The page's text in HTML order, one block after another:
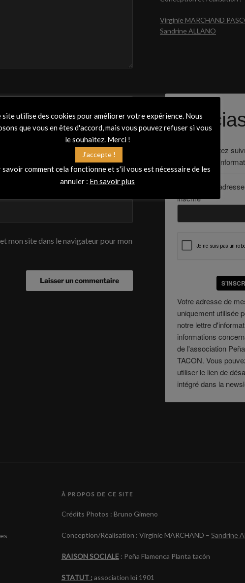
mon site dans le navigateur pour mon
Virginie MARCHAND
Sandrine ALLANO
Vous souhaitez
et avoir des
Entrez votre
inscrire*
Votre adresse de
uniquement utilisée
notre lettre
informations
de l'association
TACON. Vous
utiliser le lien de
intégré dans la
À PROPOS DE CE SITE
Crédits Photos : Bruno Gimeno
Conception/Réalisation : Virginie MARCHAND – Sandrine
RAISON SOCIALE: Peña Flamenca Planta tacón
STATUT : association loi 1901
site utilise des cookies pour améliorer votre expérience. Nous
que vous en êtes d'accord, mais vous pouvez refuser si vous
le souhaitez. Merci !
J'accepte !
savoir comment cela fonctionne et s'il vous est nécessaire de les
annuler : En savoir plus